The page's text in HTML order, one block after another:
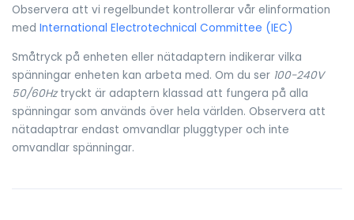
Observera att vi regelbundet kontrollerar vår elinformation
med International Electrotechnical Committee (IEC)
Småtryck på enheten eller nätadaptern indikerar vilka
spänningar enheten kan arbeta med. Om du ser 100-240V
50/60Hztryckt är adaptern klassad att fungera på alla
spänningar som används över hela världen. Observera att
nätadaptrar endast omvandlar pluggtyper och inte
omvandlar spänningar.